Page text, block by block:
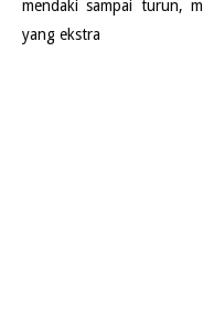
mendaki sampai turun,
yang ekstra